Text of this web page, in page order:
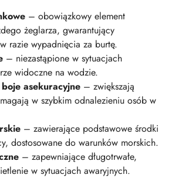
– obowiązkowy element
żeglarza, gwarantujący
razie wypadnięcia za burtę.
– niezastąpione w sytuacjach
widoczne na wodzie.
asekuracyjne – zwiększają
w szybkim odnalezieniu osób w
– zawierające podstawowe środki
dostosowane do warunków morskich.
– zapewniające długotrwałe,
w sytuacjach awaryjnych.